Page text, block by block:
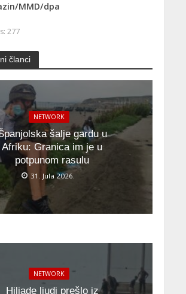
MMD/dpa
277
članci
NETWORK
šalje gardu u
Afriku: Granica im je u
potpunom rasulu
31. Jula 2026.
NETWORK
Hiljade ljudi prešlo iz